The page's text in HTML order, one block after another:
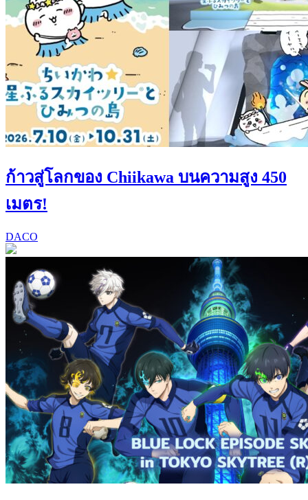
ก้าวสู่โลกของ Chiikawa บนความสูง 450
เมตร!
DACO